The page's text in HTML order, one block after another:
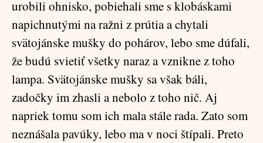
urobili ohnisko, pobiehali sme s klobáskami
napichnutými na ražni z prútia a chytali
svätojánske mušky do pohárov, lebo sme dúfali,
že budú svietiť všetky naraz a vznikne z toho
lampa. Svätojánske mušky sa však báli,
zadočky im zhasli a nebolo z toho nič. Aj
napriek tomu som ich mala stále rada. Zato som
neznášala pavúky, lebo ma v noci štípali. Preto